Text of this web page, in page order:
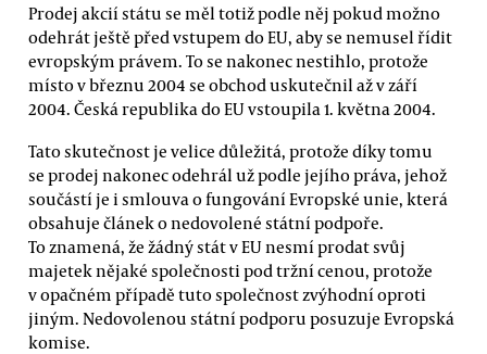
Prodej akcií státu se měl totiž podle něj pokud možno
odehrát ještě před vstupem do EU, aby se nemusel řídit
evropským právem. To se nakonec nestihlo, protože
místo v březnu 2004 se obchod uskutečnil až v září
2004. Česká republika do EU vstoupila 1. května 2004.
Tato skutečnost je velice důležitá, protože díky tomu
se prodej nakonec odehrál už podle jejího práva, jehož
součástí je i smlouva o fungování Evropské unie, která
obsahuje článek o nedovolené státní podpoře.
To znamená, že žádný stát v EU nesmí prodat svůj
majetek nějaké společnosti pod tržní cenou, protože
v opačném případě tuto společnost zvýhodní oproti
jiným. Nedovolenou státní podporu posuzuje Evropská
komise.